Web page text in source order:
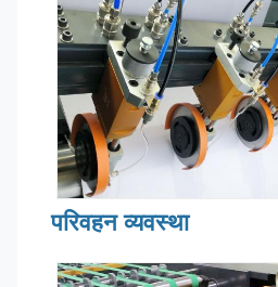
परिवहन व्यवस्था